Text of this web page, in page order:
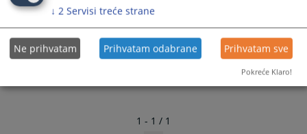
1 - 1 / 1
↓ 2 Servisi treće strane
Ne prihvatam Prihvatam odabrane Prihvatam sve
Pokreće Klaro!